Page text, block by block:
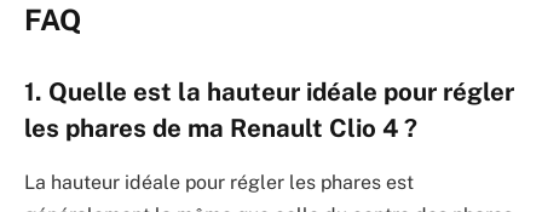
FAQ
1. Quelle est la hauteur idéale pour régler
les phares de ma Renault Clio 4 ?
La hauteur idéale pour régler les phares est